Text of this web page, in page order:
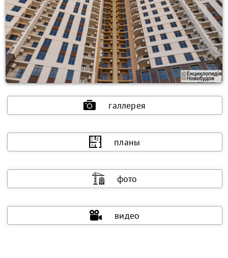
галлерея
планы
фото
видео